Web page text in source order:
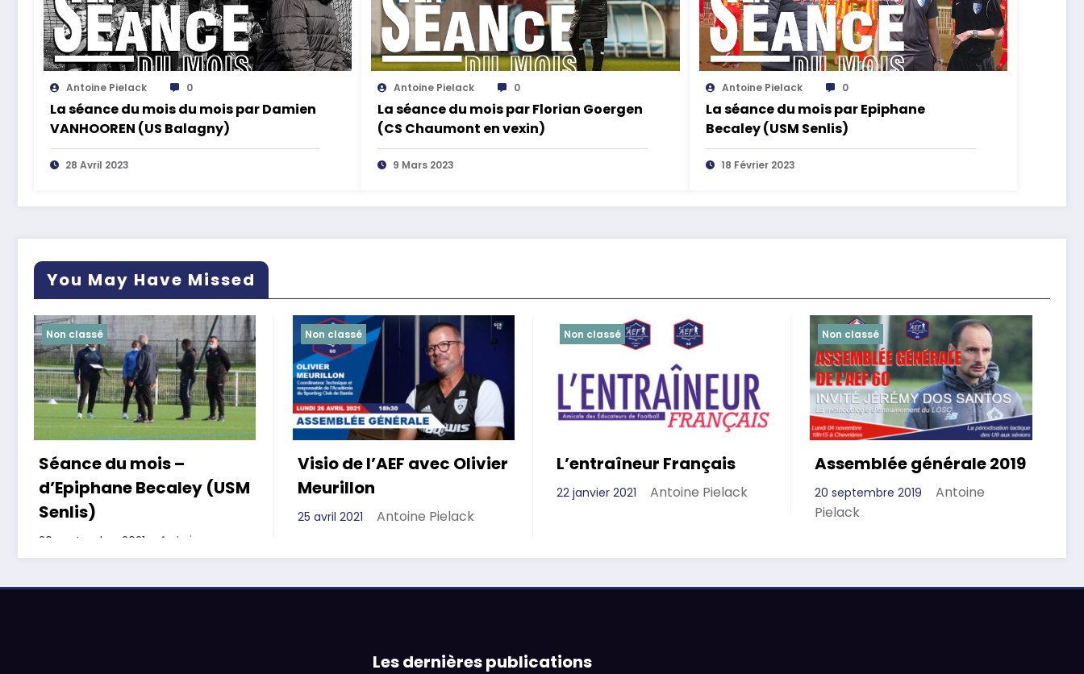
Antoine Pielack 0
La séance du mois du mois par Damien
VANHOOREN (US Balagny)
28 Avril 2023
Antoine Pielack 0
La séance du mois par Florian Goergen
(CS Chaumont en vexin)
9 Mars 2023
Antoine Pielack 0
La séance du mois par Epiphane
Becaley (USM Senlis)
18 Février 2023
You May Have Missed
Non classé
Séance du mois –
d’Epiphane Becaley (USM
Senlis)
20 septembre 2021
Antoine
Pielack
Non classé
Visio de l’AEF avec Olivier
Meurillon
25 avril 2021 Antoine Pielack
Non classé
L’entraîneur Français
22 janvier 2021 Antoine Pielack
Non classé
Assemblée générale 2019
20 septembre 2019
Antoine
Pielack
Les dernières publications